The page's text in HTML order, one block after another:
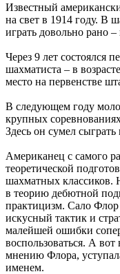
Известный
на свет в 1914 году. В
играть довольно рано –
Через 9 лет состоялся
шахматиста – в
место на первенстве
В следующем году
крупных
Здесь он сумел
Американец с самого
теоретической
шахматных классиков.
в теорию дебютной
практицизм. Сало
искусный тактик и
малейшей ошибки
воспользоваться. А
мнению Флора,
именем.